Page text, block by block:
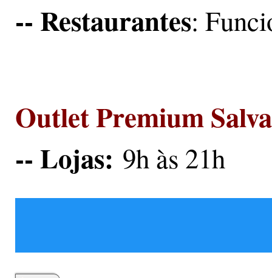
-- Restaurantes:
Outlet Premium
-- Lojas: 9h às 21h